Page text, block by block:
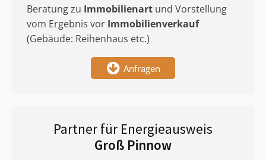
Beratung zu Immobilienart und Vorstellung
vom Ergebnis vor Immobilienverkauf
(Gebäude: Reihenhaus etc.)
Anfragen
Partner für Energieausweis
Groß Pinnow